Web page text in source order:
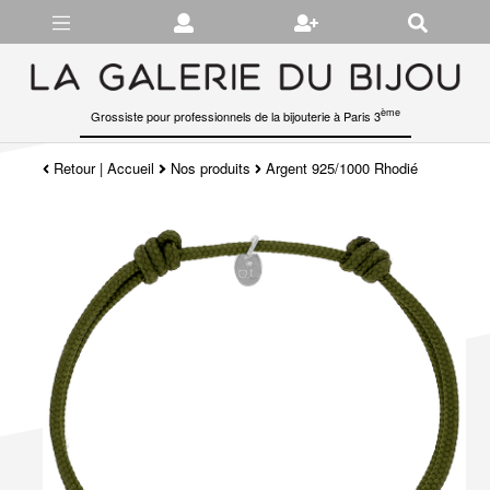
Grossiste pour professionnels de la bijouterie à Paris 3ème
Retour|Accueil Nos produits Argent 925/1000 Rhodié
Gérer les préférences en matière de cookies